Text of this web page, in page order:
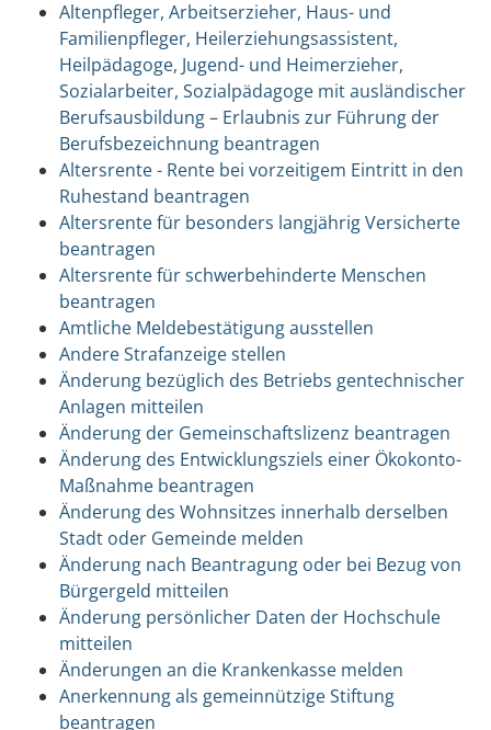
Altenpfleger, Arbeitserzieher, Haus- und
Familienpfleger, Heilerziehungsassistent,
Heilpädagoge, Jugend- und Heimerzieher,
Sozialarbeiter, Sozialpädagoge mit ausländischer
Berufsausbildung – Erlaubnis zur Führung der
Berufsbezeichnung beantragen
Altersrente - Rente bei vorzeitigem Eintritt in den
Ruhestand beantragen
Altersrente für besonders langjährig Versicherte
beantragen
Altersrente für schwerbehinderte Menschen
beantragen
Amtliche Meldebestätigung ausstellen
Andere Strafanzeige stellen
Änderung bezüglich des Betriebs gentechnischer
Anlagen mitteilen
Änderung der Gemeinschaftslizenz beantragen
Änderung des Entwicklungsziels einer Ökokonto-
Maßnahme beantragen
Änderung des Wohnsitzes innerhalb derselben
Stadt oder Gemeinde melden
Änderung nach Beantragung oder bei Bezug von
Bürgergeld mitteilen
Änderung persönlicher Daten der Hochschule
mitteilen
Änderungen an die Krankenkasse melden
Anerkennung als gemeinnützige Stiftung
beantragen